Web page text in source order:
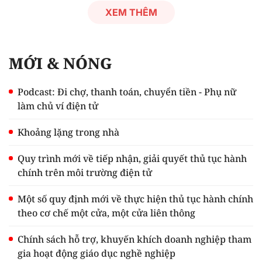
XEM THÊM
MỚI & NÓNG
Podcast: Đi chợ, thanh toán, chuyển tiền - Phụ nữ
làm chủ ví điện tử
Khoảng lặng trong nhà
Quy trình mới về tiếp nhận, giải quyết thủ tục hành
chính trên môi trường điện tử
Một số quy định mới về thực hiện thủ tục hành chính
theo cơ chế một cửa, một cửa liên thông
Chính sách hỗ trợ, khuyến khích doanh nghiệp tham
gia hoạt động giáo dục nghề nghiệp